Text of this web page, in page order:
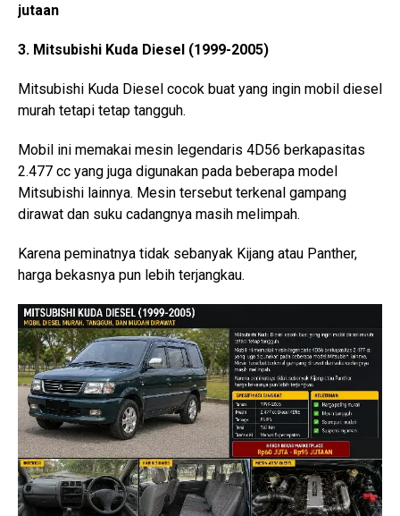
jutaan
3. Mitsubishi Kuda Diesel (1999-2005)
Mitsubishi Kuda Diesel cocok buat yang ingin mobil diesel
murah tetapi tetap tangguh.
Mobil ini memakai mesin legendaris 4D56 berkapasitas
2.477 cc yang juga digunakan pada beberapa model
Mitsubishi lainnya. Mesin tersebut terkenal gampang
dirawat dan suku cadangnya masih melimpah.
Karena peminatnya tidak sebanyak Kijang atau Panther,
harga bekasnya pun lebih terjangkau.